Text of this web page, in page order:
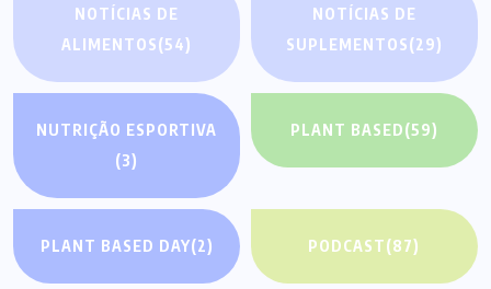
NOTÍCIAS DE
ALIMENTOS(54)
NOTÍCIAS DE
SUPLEMENTOS(29)
NUTRIÇÃO ESPORTIVA
(3)
PLANT BASED(59)
PLANT BASED DAY(2) PODCAST(87)